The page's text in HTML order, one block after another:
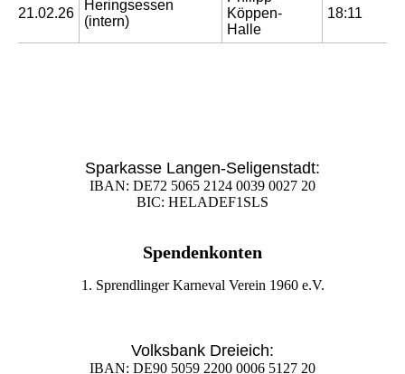
21.02.26
Heringsessen
(intern)
Köppen-
Halle
18:11
Sparkasse Langen-Seligenstadt:
IBAN: DE72 5065 2124 0039 0027 20
BIC: HELADEF1SLS
Spendenkonten
1. Sprendlinger Karneval Verein 1960 e.V.
Volksbank Dreieich:
IBAN: DE90 5059 2200 0006 5127 20